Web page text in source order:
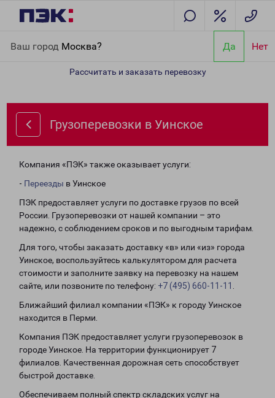
Ваш город Москва? Да Нет
Рассчитать и заказать перевозку
Грузоперевозки в Уинское
Компания «ПЭК» также оказывает услуги:
- Переезды в Уинское
ПЭК предоставляет услуги по доставке грузов по всей
России. Грузоперевозки от нашей компании – это
надежно, с соблюдением сроков и по выгодным тарифам.
Для того, чтобы заказать доставку «в» или «из» города
Уинское, воспользуйтесь калькулятором для расчета
стоимости и заполните заявку на перевозку на нашем
сайте, или позвоните по телефону: +7 (495) 660-11-11
Ближайший филиал компании «ПЭК» к городу Уинское
находится в Перми.
Компания ПЭК предоставляет услуги грузоперевозок в
городе Уинское. На территории функционирует 7
филиалов. Качественная дорожная сеть способствует
быстрой доставке.
Обеспечиваем полный спектр складских услуг на